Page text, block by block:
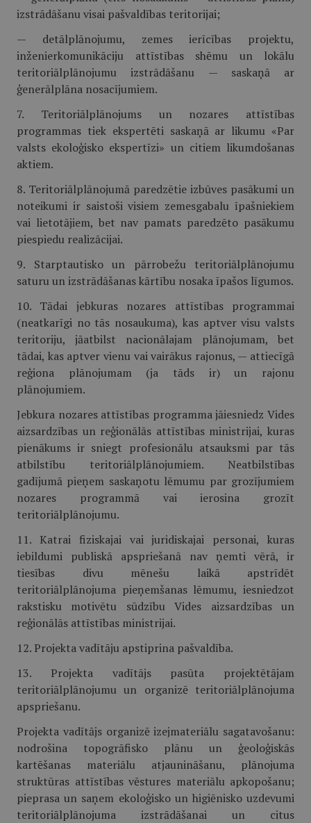
izstrādāšanu visai pašvaldības teritorijai;
— detālplānojumu, zemes ierīcības projektu,
inženierkomunikāciju attīstības shēmu un lokālu
teritoriālplānojumu izstrādāšanu — saskaņā ar
ģenerālplāna nosacījumiem.
7. Teritoriālplānojums un nozares attīstības
programmas tiek ekspertēti saskaņā ar likumu «Par
valsts ekoloģisko ekspertīzi» un citiem likumdošanas
aktiem.
8. Teritoriālplānojumā paredzētie izbūves pasākumi un
noteikumi ir saistoši visiem zemesgabalu īpašniekiem
vai lietotājiem, bet nav pamats paredzēto pasākumu
piespiedu realizācijai.
9. Starptautisko un pārrobežu teritoriālplānojumu
saturu un izstrādāšanas kārtību nosaka īpašos līgumos.
10. Tādai jebkuras nozares attīstības programmai
(neatkarīgi no tās nosaukuma), kas aptver visu valsts
teritoriju, jāatbilst nacionālajam plānojumam, bet
tādai, kas aptver vienu vai vairākus rajonus, — attiecīgā
reģiona plānojumam (ja tāds ir) un rajonu
plānojumiem.
Jebkura nozares attīstības programma jāiesniedz Vides
aizsardzības un reģionālās attīstības ministrijai, kuras
pienākums ir sniegt profesionālu atsauksmi par tās
atbilstību teritoriālplānojumiem. Neatbilstības
gadījumā pieņem saskaņotu lēmumu par grozījumiem
nozares programmā vai ierosina grozīt
teritoriālplānojumu.
11. Katrai fiziskajai vai juridiskajai personai, kuras
iebildumi publiskā apspriešanā nav ņemti vērā, ir
tiesības divu mēnešu laikā apstrīdēt
teritoriālplānojuma pieņemšanas lēmumu, iesniedzot
rakstisku motivētu sūdzību Vides aizsardzības un
reģionālās attīstības ministrijai.
12. Projekta vadītāju apstiprina pašvaldība.
13. Projekta vadītājs pasūta projektētājam
teritoriālplānojumu un organizē teritoriālplānojuma
apspriešanu.
Projekta vadītājs organizē izejmateriālu sagatavošanu:
nodrošina topogrāfisko plānu un ģeoloģiskās
kartēšanas materiālu atjaunināšanu, plānojuma
struktūras attīstības vēstures materiālu apkopošanu;
pieprasa un saņem ekoloģisko un higiēnisko uzdevumi
teritoriālplānojuma izstrādāšanai un citus